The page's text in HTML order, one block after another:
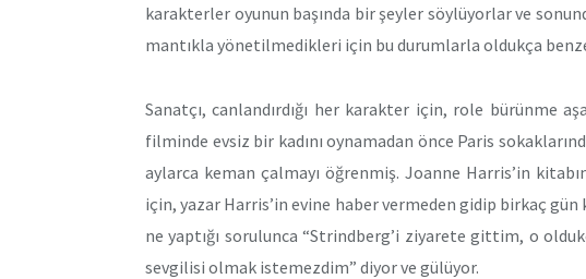
karakterler oyunun başında bir şeyler söylüyorlar ve
mantıkla yönetilmedikleri için bu durumlarla oldukça
Sanatçı, canlandırdığı her karakter için, role bürünme
filminde evsiz bir kadını oynamadan önce Paris
aylarca keman çalmayı öğrenmiş. Joanne Harris’in
için, yazar Harris’in evine haber vermeden gidip birkaç
ne yaptığı sorulunca “Strindberg’i ziyarete gittim, o
sevgilisi olmak istemezdim” diyor ve gülüyor.